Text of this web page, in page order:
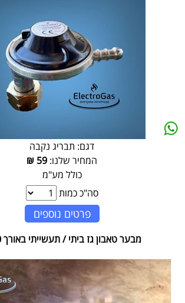
דגם: תבריג נקבה
המחיר שלנו: 59
₪
כולל מע"מ
סה"כ כמות
פרטים נוספים
מבער טאבון גז ביתי / תעשייתי באורך 80 ס"מ